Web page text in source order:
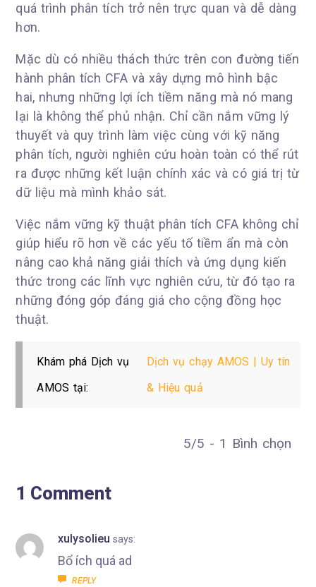
quá trình phân tích trở nên trực quan và dễ dàng
hơn.
Mặc dù có nhiều thách thức trên con đường tiến
hành phân tích CFA và xây dựng mô hình bậc
hai, nhưng những lợi ích tiềm năng mà nó mang
lại là không thể phủ nhận. Chỉ cần nắm vững lý
thuyết và quy trình làm việc cùng với kỹ năng
phân tích, người nghiên cứu hoàn toàn có thể rút
ra được những kết luận chính xác và có giá trị từ
dữ liệu mà mình khảo sát.
Việc nắm vững kỹ thuật phân tích CFA không chỉ
giúp hiểu rõ hơn về các yếu tố tiềm ẩn mà còn
nâng cao khả năng giải thích và ứng dụng kiến
thức trong các lĩnh vực nghiên cứu, từ đó tạo ra
những đóng góp đáng giá cho cộng đồng học
thuật.
Khám phá Dịch vụ
AMOS tại:
Dịch vụ chạy AMOS | Uy tín
& Hiệu quả
5/5 - 1 Bình chọn
1 Comment
xulysolieusays:
Bổ ích quá ad
REPLY